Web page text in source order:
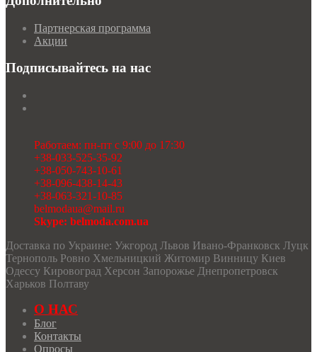
Партнерская программа
Акции
Подписывайтесь на нас
Работаем: пн-пт с 9:00 до 17:30
+38-033-525-35-92
+38-050-743-10-61
+38-096-438-14-43
+38-063-321-10-85
belmodaua@mail.ru
Skype: belmoda.com.ua
Доставка по Украине: Ужгород Львов Ивано-Франковск Луцк
Тернополь Ровно Хмельницкий Житомир Винницу Киев
Одессу Кировоград Херсон Запорожье Днепропетровск
Харьков Полтаву
О НАС
Блог
Контакты
Опросы